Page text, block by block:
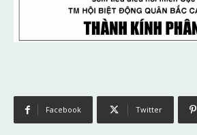
Facebook Twitter